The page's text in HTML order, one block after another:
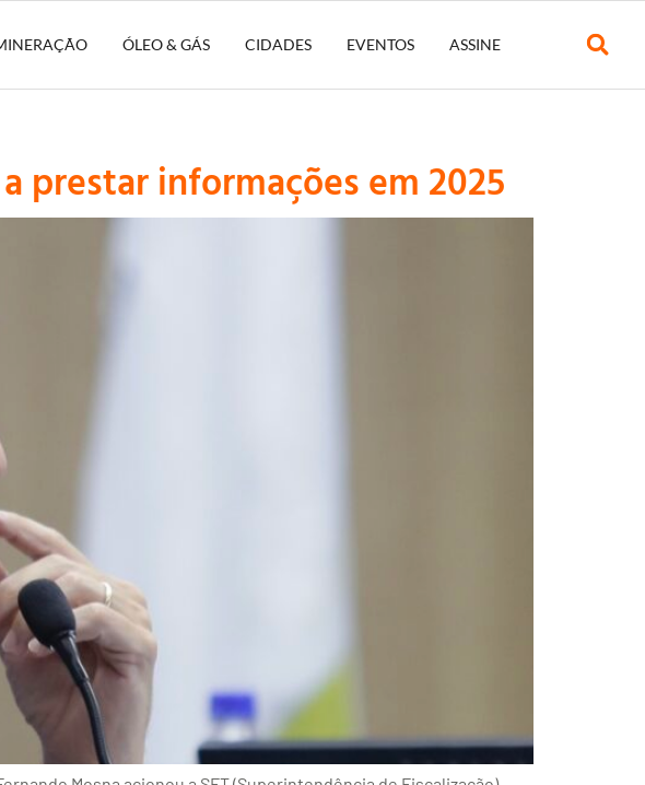
ÓLEO & GÁS CIDADES EVENTOS ASSINE
prestar informações em 2025